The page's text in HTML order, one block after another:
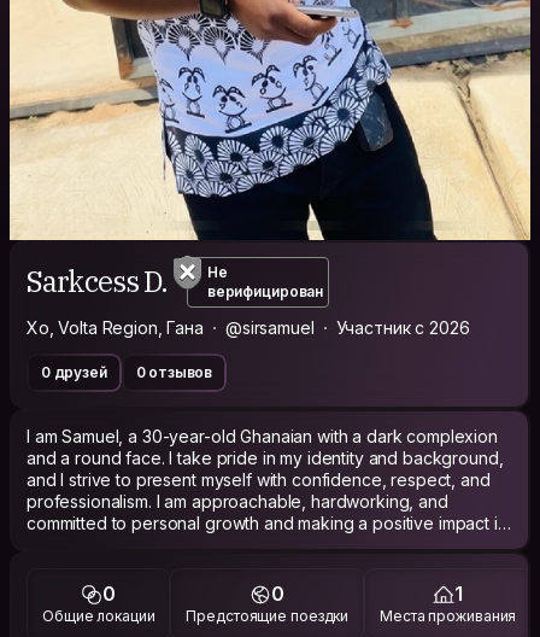
Sarkcess D.
Не
верифицирован
Хо, Volta Region, Гана @sirsamuel Участник с 2026
0 друзей 0 отзывов
I am Samuel, a 30-year-old Ghanaian with a dark complexion
and a round face. I take pride in my identity and background,
and I strive to present myself with confidence, respect, and
professionalism. I am approachable, hardworking, and
committed to personal growth and making a positive impact in
the lives of others. My experiences have helped shape my
learn continuously, and contribute meaningfully to my
community and workplace.
0
Общие локации
0
Предстоящие поездки
1
Места проживания